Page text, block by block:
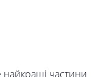
найкращі частини